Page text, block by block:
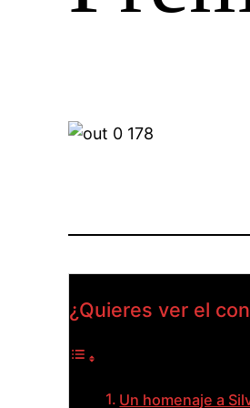
¿Quieres ver el
Un homenaje a